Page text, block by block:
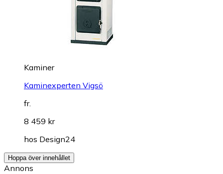
Kaminer
Kaminexperten Vigsö
fr.
8 459 kr
hos Design24
Hoppa över innehållet
Annons